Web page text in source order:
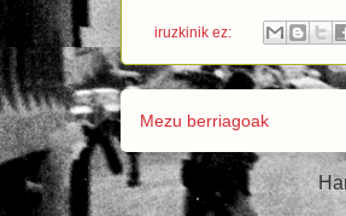
iruzkinik ez:
Mezu berriagoak